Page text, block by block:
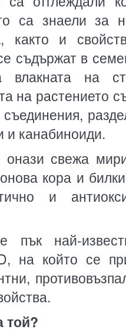
са знаели за
както и
съдържат в
на
на растението
и канабиноиди.
онази свежа
кора и
и
пък най-
на който се
той?